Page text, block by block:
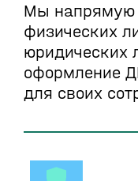
Мы напрямую
физических
юридических
оформление
для своих